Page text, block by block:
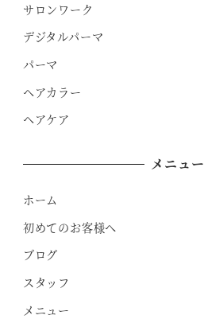
サロンワーク
デジタルパーマ
パーマ
ヘアカラー
ヘアケア
メニュー
ホーム
初めてのお客様へ
ブログ
スタッフ
メニュー